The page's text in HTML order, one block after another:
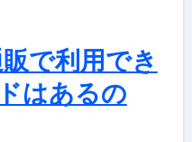
で利用でき
はあるの